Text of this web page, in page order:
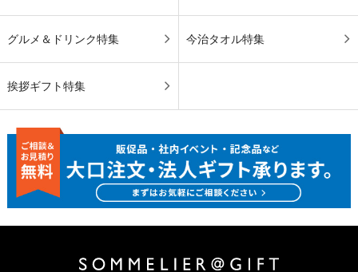
グルメ＆ドリンク特集 今治タオル特集
挨拶ギフト特集